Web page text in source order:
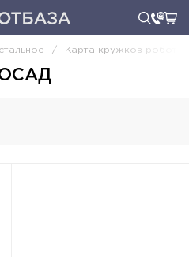
/ Карта кружков